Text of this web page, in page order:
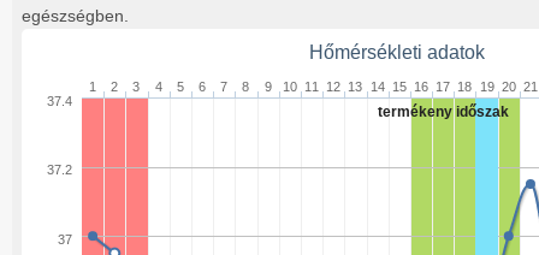
egészségben.
Hőmérsékleti adatok
termékeny időszak
1 2 3 4 5 6 7 8 9 10 11 12 13 14 15 16 17 18 19 20 21
37
37.2
37.4